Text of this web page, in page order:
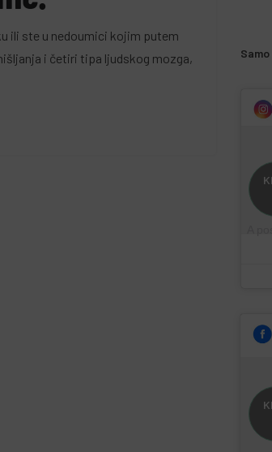
ili ste u nedoumici kojim putem
i četiri tipa ljudskog mozga,